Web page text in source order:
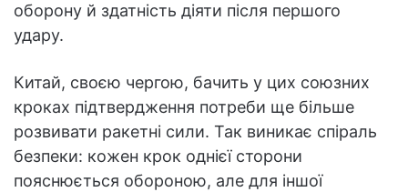
оборону й здатність діяти після першого
удару.
Китай, своєю чергою, бачить у цих союзних
кроках підтвердження потреби ще більше
розвивати ракетні сили. Так виникає спіраль
безпеки: кожен крок однієї сторони
пояснюється обороною, але для іншої